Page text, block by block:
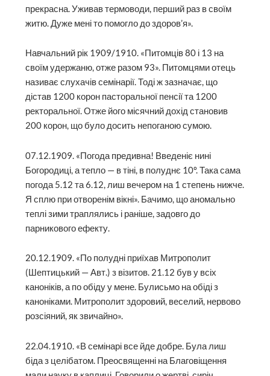
прекрасна. Уживав термоводи, перший раз в своїм
житю. Дуже мені то помогло до здоров’я».
Навчальний рік 1909/1910. «Питомців 80 і 13 на
своїм удержаню, отже разом 93». Питомцями отець
називає слухачів семінарії. Тоді ж зазначає, що
дістав 1200 корон пасторальної пенсії та 1200
ректоральної. Отже його місячний дохід становив
200 корон, що було досить непоганою сумою.
07.12.1909. «Погода предивна! Введеніє нині
Богородиці, а тепло — в тіні, в полуднє 10º. Така сама
погода 5.12 та 6.12, лиш вечером на 1 степень нижче.
Я сплю при отворенім вікні». Бачимо, що аномально
теплі зими траплялись і раніше, задовго до
парникового ефекту.
20.12.1909. «По полудні приїхав Митрополит
(Шептицький — Авт.) з візитов. 21.12 був у всіх
каноніків, а по обіду у мене. Булисьмо на обіді з
каноніками. Митрополит здоровий, веселий, нервово
розсіяний, як звичайно».
22.04.1910. «В семінарі все йде добре. Була лиш
біда з целібатом. Преосвященні на Благовіщення